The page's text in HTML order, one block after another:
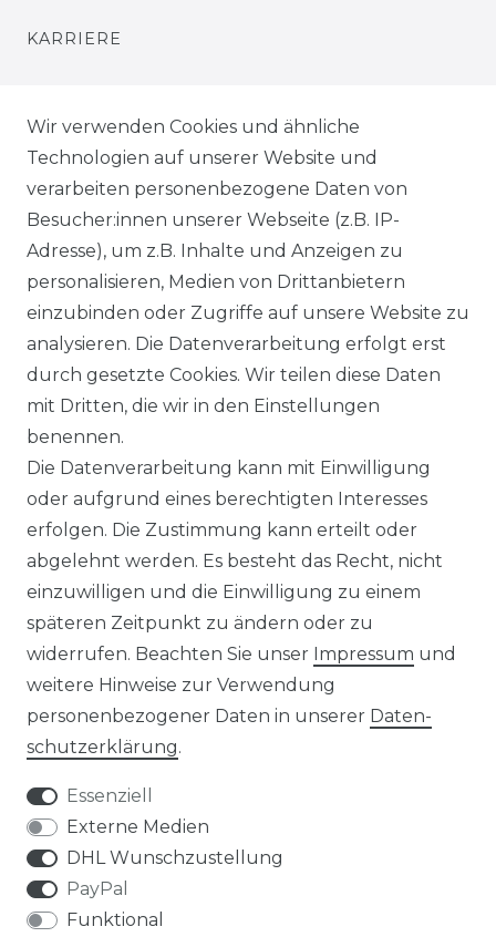
KARRIERE
BLOG
VORTEILE
☛ TOP Marken – TOP Qualität
☞ Fachhändler mit Beratung
☛ Über 30.000 Top Bewertungen
☞ Mehr als 200.000 Produkte am Lager
Impressum Daten­schutz­erklärung
Widerrufs­recht
Wir verwenden Cookies und ähnliche
Technologien auf unserer Website und
verarbeiten personenbezogene Daten von
Besucher:innen unserer Webseite (z.B. IP-
Adresse), um z.B. Inhalte und Anzeigen zu
personalisieren, Medien von Drittanbietern
einzubinden oder Zugriffe auf unsere Website zu
analysieren. Die Datenverarbeitung erfolgt erst
durch gesetzte Cookies. Wir teilen diese Daten
mit Dritten, die wir in den Einstellungen
benennen.
Die Datenverarbeitung kann mit Einwilligung
oder aufgrund eines berechtigten Interesses
erfolgen. Die Zustimmung kann erteilt oder
abgelehnt werden. Es besteht das Recht, nicht
einzuwilligen und die Einwilligung zu einem
späteren Zeitpunkt zu ändern oder zu
widerrufen. Beachten Sie unser Impressum und
weitere Hinweise zur Verwendung
personenbezogener Daten in unserer Daten­
schutz­erklärung.
Essenziell
Externe Medien
DHL Wunschzustellung
PayPal
Funktional